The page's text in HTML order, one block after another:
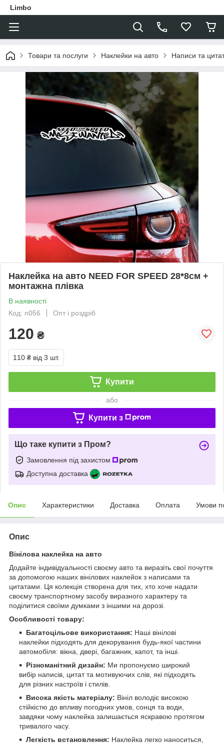
Limbo
Товари та послуги Наклейки на авто Написи та
Наклейка на авто NEED FOR SPEED 28*8см +
монтажна плівка
В наявності
Код: n056
Опт і роздріб
120 ₴
110 ₴ від 3 шт.
Купити
або
Купити з
Що таке купити з Пром?
Замовлення під захистом
Доступна доставка
Опис Характеристики Доставка Оплата Умови
Опис
Вінілова наклейка на авто
Додайте індивідуальності своєму авто та виразіть свої почуття
за допомогою наших вінілових наклейок з написами та
цитатами. Ця колекція створена для тих, хто хоче надати
своєму транспортному засобу виразного характеру та
поділитися своїми думками з іншими на дорозі.
Особливості товару:
Багатоцільове використання: Наші вінілові
наклейки підходять для декорування будь-якої частини
автомобіля: вікна, двері, багажник, капот, та інші.
Різноманітний дизайн: Ми пропонуємо широкий
вибір написів, цитат та мотивуючих слів, які підходять
для різних настроїв і стилів.
Висока якість матеріалу: Вініл володіє високою
стійкістю до впливу погодних умов, сонця та води,
завдяки чому наклейка залишається яскравою протягом
тривалого часу.
Легкість встановлення: Наклейка легко наноситься,